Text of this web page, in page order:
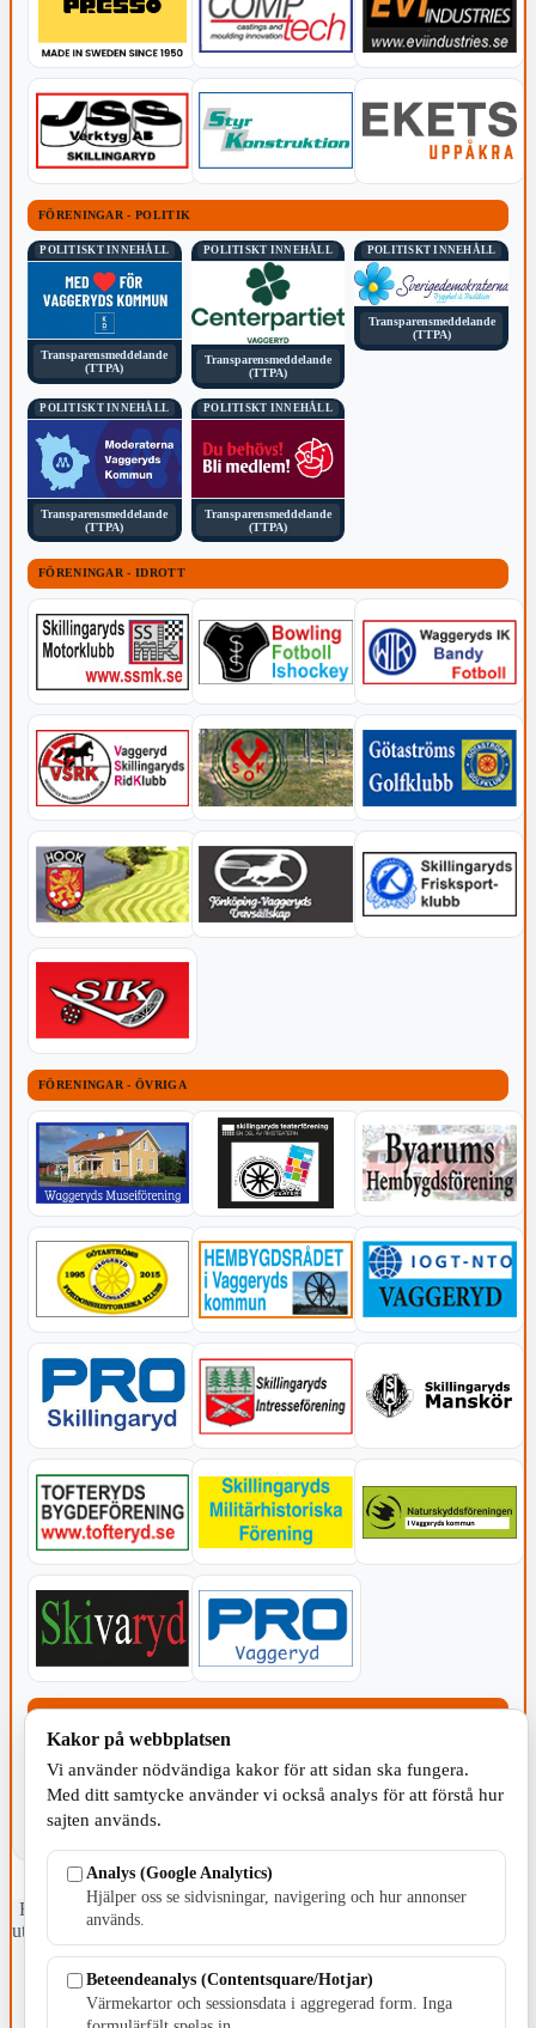
FÖRENINGAR - POLITIK
POLITISKT INNEHÅLL
Transparensmeddelande
(TTPA)
POLITISKT INNEHÅLL
Transparensmeddelande
(TTPA)
POLITISKT INNEHÅLL
Transparensmeddelande
(TTPA)
POLITISKT INNEHÅLL
Transparensmeddelande
(TTPA)
POLITISKT INNEHÅLL
Transparensmeddelande
(TTPA)
FÖRENINGAR - IDROTT
FÖRENINGAR - ÖVRIGA
KOMMUNEN
Fristående webbtidningsföretag grundat 1991 som sedan 2002 ger
ut tidningen Skillingaryd.nu och 2010 lanserades Värnamo.nu. Från
april 2026 omfattar Skillingaryd.nu tre kommuner: Gnosjö,
Värnamo och Vaggeryds kommun.
Kontakta oss
Kakor på webbplatsen
Vi använder nödvändiga kakor för att sidan ska fungera.
Med ditt samtycke använder vi också analys för att förstå hur
sajten används.
Analys (Google Analytics)
Hjälper oss se sidvisningar, navigering och hur annonser
används.
Beteendeanalys (Contentsquare/Hotjar)
Värmekartor och sessionsdata i aggregerad form. Inga